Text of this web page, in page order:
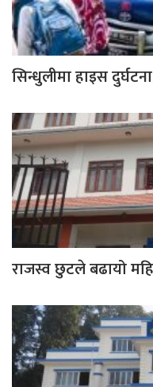
सिन्धुलीमा हाइस
राजस्व छुटले बढायो